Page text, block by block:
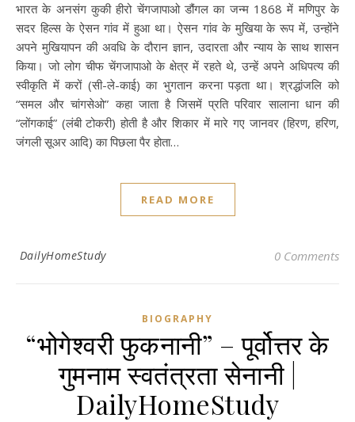
भारत के अनसंग कुकी हीरो चेंगजापाओ डौंगल का जन्म 1868 में मणिपुर के
सदर हिल्स के ऐसन गांव में हुआ था। ऐसन गांव के मुखिया के रूप में, उन्होंने
अपने मुखियापन की अवधि के दौरान ज्ञान, उदारता और न्याय के साथ शासन
किया। जो लोग चीफ चेंगजापाओ के क्षेत्र में रहते थे, उन्हें अपने अधिपत्य की
स्वीकृति में करों (सी-ले-काई) का भुगतान करना पड़ता था। श्रद्धांजलि को
“समल और चांगसेओ” कहा जाता है जिसमें प्रति परिवार सालाना धान की
“लोंगकाई” (लंबी टोकरी) होती है और शिकार में मारे गए जानवर (हिरण, हरिण,
जंगली सूअर आदि) का पिछला पैर होता…
READ MORE
DailyHomeStudy 0 Comments
BIOGRAPHY
“भोगेश्वरी फुकनानी” – पूर्वोत्तर के
गुमनाम स्वतंत्रता सेनानी |
DailyHomeStudy